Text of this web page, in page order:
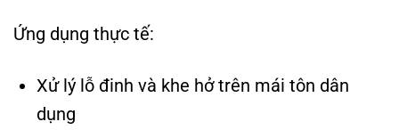
Ứng dụng thực tế:
Xử lý lỗ đinh và khe hở trên mái tôn dân
dụng